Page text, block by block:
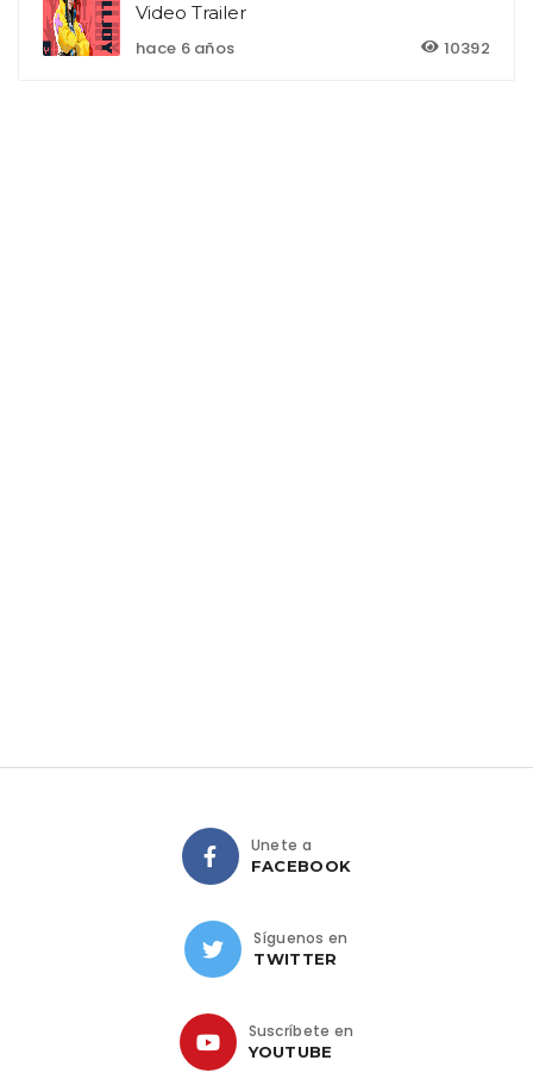
Video Trailer
hace 6 años
10392
Únete a
FACEBOOK
Síguenos en
TWITTER
Suscríbete en
YOUTUBE